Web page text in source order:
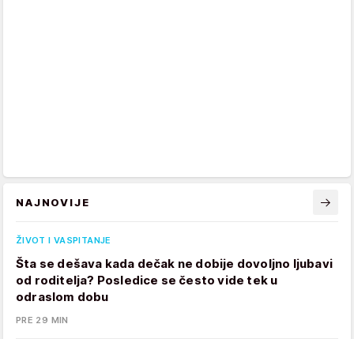
NAJNOVIJE
ŽIVOT I VASPITANJE
Šta se dešava kada dečak ne dobije dovoljno ljubavi
od roditelja? Posledice se često vide tek u
odraslom dobu
PRE 29 MIN